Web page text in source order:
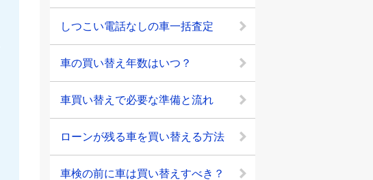
しつこい電話なしの車一括査定
車の買い替え年数はいつ？
車買い替えで必要な準備と流れ
ローンが残る車を買い替える方法
車検の前に車は買い替えすべき？